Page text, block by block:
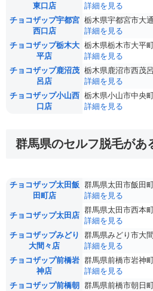
東口店
詳細を見る
チョコザップ宇都宮
西口店
栃木県宇都宮市
詳細を見る
チョコザップ栃木大
平店
栃木県栃木市大平
詳細を見る
チョコザップ鹿沼茂
呂店
栃木県鹿沼市西茂
詳細を見る
チョコザップ小山西
口店
栃木県小山市中央
詳細を見る
群馬県のセルフ脱毛があ
チョコザップ太田飯
田町店
群馬県太田市飯
詳細を見る
チョコザップ太田店
群馬県太田市西本
詳細を見る
チョコザップみどり
大間々店
群馬県みどり市大
詳細を見る
チョコザップ前橋岩
神店
群馬県前橋市岩神
詳細を見る
チョコザップ前橋朝
群馬県前橋市朝